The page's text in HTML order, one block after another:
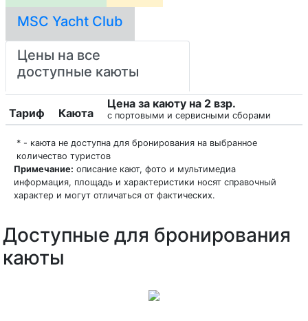
MSC Yacht Club
Цены на все
доступные каюты
Тариф Каюта
Цена за каюту на 2 взр.
с портовыми и сервисными сборами
* - каюта не доступна для бронирования на выбранное
количество туристов
Примечание: описание кают, фото и мультимедиа
информация, площадь и характеристики носят справочный
характер и могут отличаться от фактических.
Доступные для бронирования
каюты